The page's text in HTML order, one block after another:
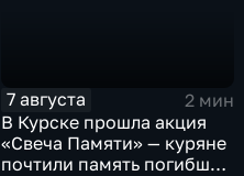
7 августа
2 мин
В Курске прошла акция
«Свеча Памяти» — куряне
почтили память погибших